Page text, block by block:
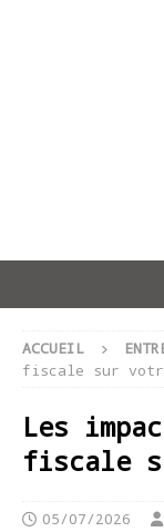
ACCUEIL
fiscale sur
Les
fiscale
05/07/2026